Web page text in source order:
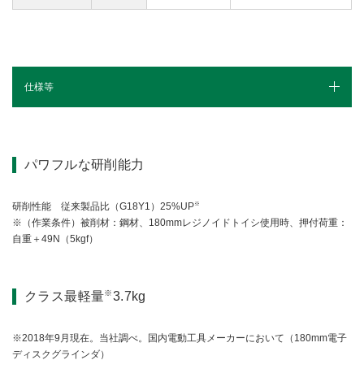
仕様等
パワフルな研削能力
研削性能 従来製品比（G18Y1）25%UP※
※（作業条件）被削材：鋼材、180mmレジノイドトイシ使用時、押付荷重：
自重＋49N（5kgf）
クラス最軽量※3.7kg
※2018年9月現在。当社調べ。国内電動工具メーカーにおいて（180mm電子
ディスクグラインダ）